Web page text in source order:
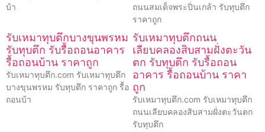
บ้า
ถนนสมเด็จพระปิ่นเกล้า รับทุบตึก
ราคาถูก
รับเหมาทุบตึกบางขุนพรหม
รับทุบตึก รับรื้อถอนอาคาร
รื้อถอนบ้าน ราคาถูก
รับเหมาทุบตึก.com รับเหมาทุบตึก
บางขุนพรหม รับทุบตึก ราคาถูก รื้อ
ถอนบ้า
รับเหมาทุบตึกถนน
เลียบคลองสิบสามฝั่งตะวัน
ตก รับทุบตึก รับรื้อถอน
อาคาร รื้อถอนบ้าน ราคา
ถูก
รับเหมาทุบตึก.com รับเหมาทุบตึก
ถนนเลียบคลองสิบสามฝั่งตะวันตก
รับทุบตึก